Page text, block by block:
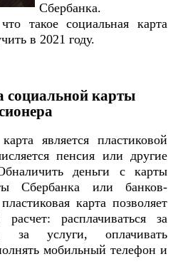
Сбербанка.
такое социальная карта
в 2021 году.
социальной карты
является пластиковой
пенсия или другие
деньги с карты
Сбербанка или банков-
карта позволяет
расплачиваться за
за услуги, оплачивать
мобильный телефон и